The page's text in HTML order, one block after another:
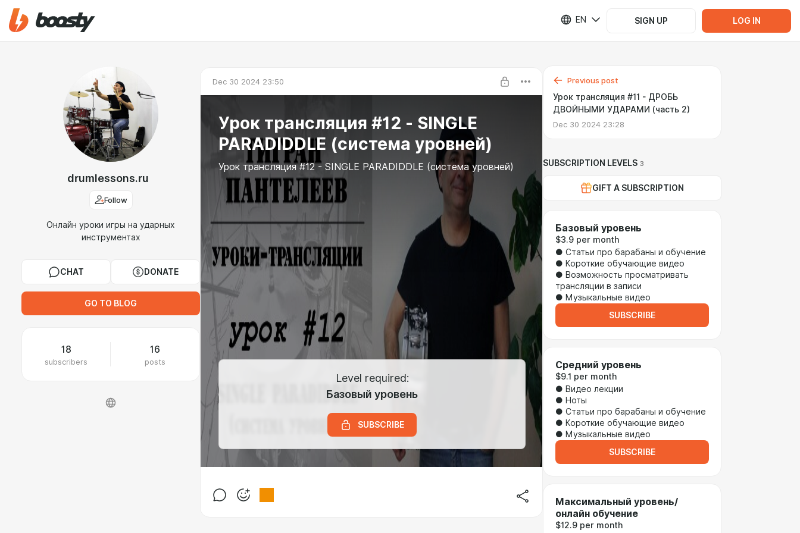
EN SIGN UP LOG IN
drumlessons.ru
Follow
Онлайн уроки игры на ударных
инструментах
CHAT DONATE
GO TO BLOG
18
subscribers
16
posts
Dec 30 2024 23:50
Урок трансляция #12 - SINGLE
PARADIDDLE (система уровней)
Урок трансляция #12 - SINGLE PARADIDDLE (система уровней)
Level required:
Базовый уровень
SUBSCRIBE
Previous post
Урок трансляция #11 - ДРОБЬ
ДВОЙНЫМИ УДАРАМИ (часть 2)
Dec 30 2024 23:28
SUBSCRIPTION LEVELS 3
GIFT A SUBSCRIPTION
Базовый уровень
$3.9 per month
● Статьи про барабаны и обучение
● Короткие обучающие видео
● Возможность просматривать
трансляции в записи
● Музыкальные видео
SUBSCRIBE
Средний уровень
$9.1 per month
● Видео лекции
● Ноты
● Статьи про барабаны и обучение
● Короткие обучающие видео
● Музыкальные видео
SUBSCRIBE
Максимальный уровень/
онлайн обучение
$12.9 per month